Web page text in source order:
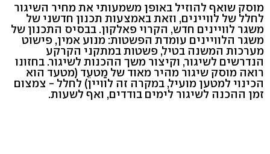
מוסק שואף להוזיל באופן משמעותי את מחיר השיגור
לחלל של לוויינים, וזאת באמצעות תכנון חדשני של
משגר לוויינים חדש, הקרוי פאלקון. בבסיס התכנון של
משגר הלוויינים עומדת הפשטות: מנוע אמין, פישוט
מערכות המשנה בטיל, פשטות במתקני הקרקע
הנדרשים לשיגור, וקיצור משך ההכנות לשיגור. בחזונו
רואה מוסק שיגור מהיר מאוד של מַטעֵד (מטעד הוא
הכינוי למטען מועיל, במקרה זה לוויין) לחלל - צמצום
זמן ההכנה לשיגור לימים בודדים, ואף לשעות.